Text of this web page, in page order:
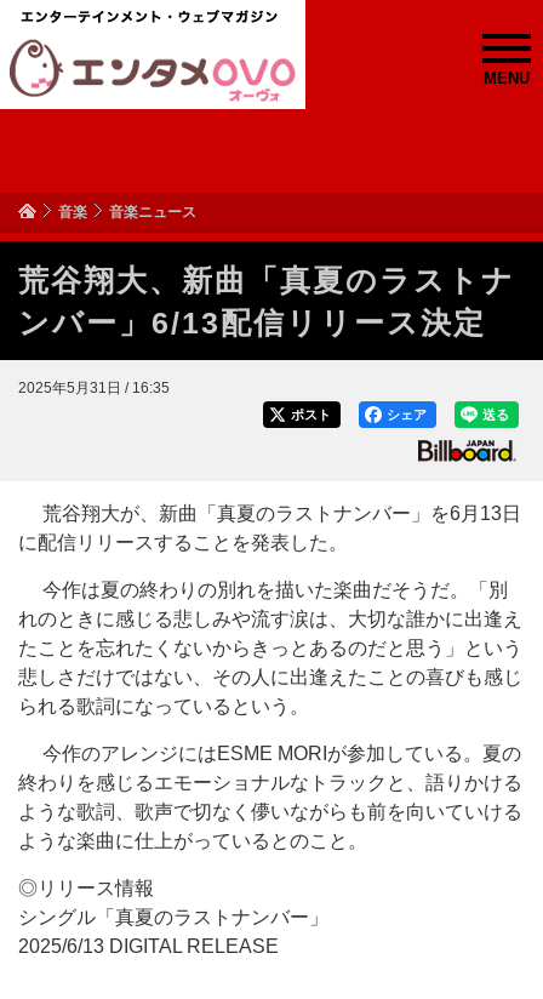
MENU
音楽 音楽ニュース
荒谷翔大、新曲「真夏のラストナ
ンバー」6/13配信リリース決定
2025年5月31日 / 16:35
送る
シェア
ポスト
荒谷翔大が、新曲「真夏のラストナンバー」を6月13日
に配信リリースすることを発表した。
今作は夏の終わりの別れを描いた楽曲だそうだ。「別
れのときに感じる悲しみや流す涙は、大切な誰かに出逢え
たことを忘れたくないからきっとあるのだと思う」という
悲しさだけではない、その人に出逢えたことの喜びも感じ
られる歌詞になっているという。
今作のアレンジにはESME MORIが参加している。夏の
終わりを感じるエモーショナルなトラックと、語りかける
ような歌詞、歌声で切なく儚いながらも前を向いていける
ような楽曲に仕上がっているとのこと。
◎リリース情報
シングル「真夏のラストナンバー」
2025/6/13 DIGITAL RELEASE